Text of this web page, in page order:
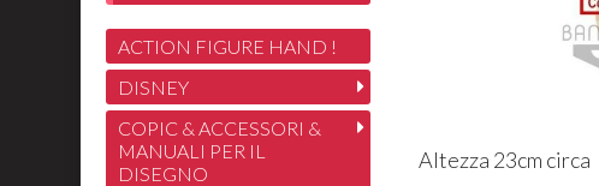
Altezza 23cm circa
ACTION FIGURE HAND !
DISNEY
COPIC & ACCESSORI &
MANUALI PER IL
DISEGNO